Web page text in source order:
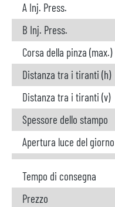
A Inj. Press.
B Inj. Press.
Corsa della pinza (max.)
Distanza tra i tiranti (h)
Distanza tra i tiranti (v)
Spessore dello stampo
Apertura luce del giorno
Tempo di consegna
Prezzo